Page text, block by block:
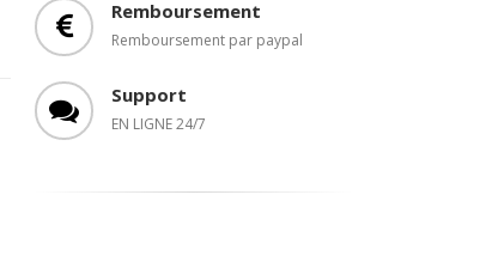
Remboursement
Remboursement par paypal
Support
EN LIGNE 24/7